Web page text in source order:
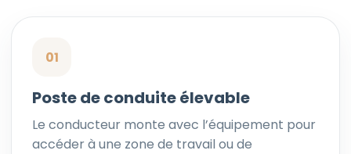
01
Poste de conduite élevable
Le conducteur monte avec l’équipement pour
accéder à une zone de travail ou de